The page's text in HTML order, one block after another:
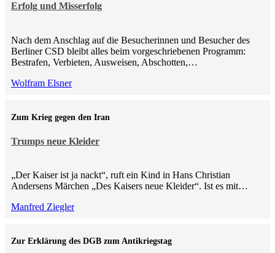
Erfolg und Misserfolg
Nach dem Anschlag auf die Besucherinnen und Besucher des
Berliner CSD bleibt alles beim vorgeschriebenen Programm:
Bestrafen, Verbieten, Ausweisen, Abschotten,…
Wolfram Elsner
Trumps neue Kleider
Zum Krieg gegen den Iran
„Der Kaiser ist ja nackt“, ruft ein Kind in Hans Christian
Andersens Märchen „Des Kaisers neue Kleider“. Ist es mit…
Manfred Ziegler
Zur Erklärung des DGB zum Antikriegstag